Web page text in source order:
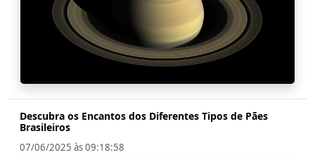
Descubra os Encantos dos Diferentes Tipos de Pães
Brasileiros
07/06/2025 às 09:18:58